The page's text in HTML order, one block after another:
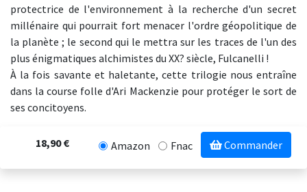
protectrice de l'environnement à la recherche d'un secret
millénaire qui pourrait fort menacer l'ordre géopolitique de
la planète ; le second qui le mettra sur les traces de l'un des
plus énigmatiques alchimistes du XX? siècle, Fulcanelli !
À la fois savante et haletante, cette trilogie nous entraîne
dans la course folle d'Ari Mackenzie pour protéger le sort de
ses concitoyens.
18,90 € Amazon Fnac Commander